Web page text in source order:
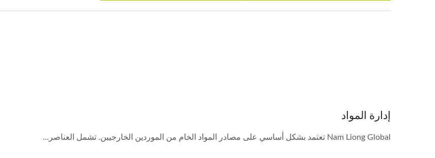
إدارة المواد
Nam Liong Global تعتمد بشكل أساسي على مصادر المواد الخام من الموردين الخارجيين. تشمل العناصر...